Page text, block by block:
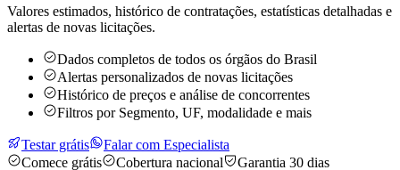
Valores estimados, histórico de contratações, estatísticas detalhadas e
alertas de novas licitações.
Dados completos de todos os órgãos do Brasil
Alertas personalizados de novas licitações
Histórico de preços e análise de concorrentes
Filtros por Segmento, UF, modalidade e mais
Testar grátis
Falar com Especialista
Comece grátis
Cobertura nacional Garantia 30 dias